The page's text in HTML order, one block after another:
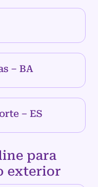
– BA
– ES
para
exterior